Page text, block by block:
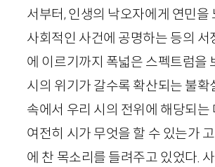
서부터, 인생의 낙오자에게 연민을
사회적인 사건에 공명하는 등의 서
에 이르기까지 폭넓은 스펙트럼을
시의 위기가 갈수록 확산되는 불확
속에서 우리 시의 전위에 해당되는
여전히 시가 무엇을 할 수 있는가
에 찬 목소리를 들려주고 있었다.